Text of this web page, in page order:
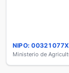
NIPO: 00321077X